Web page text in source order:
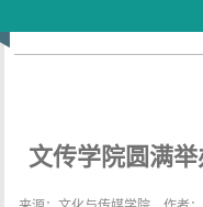
文传学院圆满